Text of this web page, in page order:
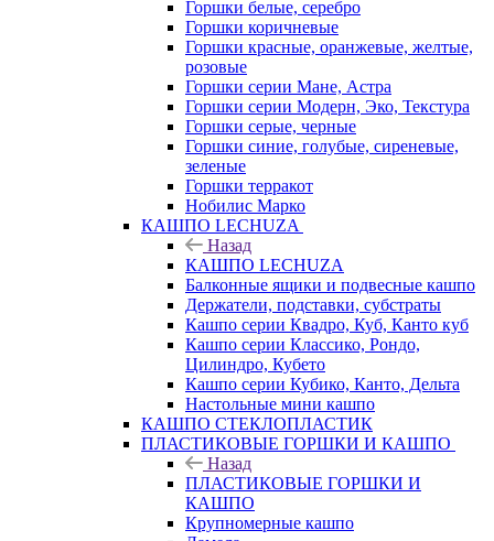
Горшки белые, серебро
Горшки коричневые
Горшки красные, оранжевые, желтые,
розовые
Горшки серии Мане, Астра
Горшки серии Модерн, Эко, Текстура
Горшки серые, черные
Горшки синие, голубые, сиреневые,
зеленые
Горшки терракот
Нобилис Марко
КАШПО LECHUZA
Назад
КАШПО LECHUZA
Балконные ящики и подвесные кашпо
Держатели, подставки, субстраты
Кашпо серии Квадро, Куб, Канто куб
Кашпо серии Классико, Рондо,
Цилиндро, Кубето
Кашпо серии Кубико, Канто, Дельта
Настольные мини кашпо
КАШПО СТЕКЛОПЛАСТИК
ПЛАСТИКОВЫЕ ГОРШКИ И КАШПО
Назад
ПЛАСТИКОВЫЕ ГОРШКИ И
КАШПО
Крупномерные кашпо